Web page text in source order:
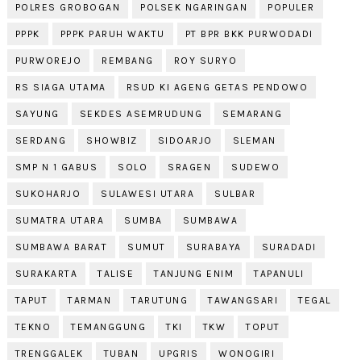
POLRES GROBOGAN POLSEK NGARINGAN POPULER
PPPK PPPK PARUH WAKTU PT BPR BKK PURWODADI
PURWOREJO REMBANG ROY SURYO
RS SIAGA UTAMA RSUD KI AGENG GETAS PENDOWO
SAYUNG SEKDES ASEMRUDUNG SEMARANG
SERDANG SHOWBIZ SIDOARJO SLEMAN
SMP N 1 GABUS SOLO SRAGEN SUDEWO
SUKOHARJO SULAWESI UTARA SULBAR
SUMATRA UTARA SUMBA SUMBAWA
SUMBAWA BARAT SUMUT SURABAYA SURADADI
SURAKARTA TALISE TANJUNG ENIM TAPANULI
TAPUT TARMAN TARUTUNG TAWANGSARI TEGAL
TEKNO TEMANGGUNG TKI TKW TOPUT
TRENGGALEK TUBAN UPGRIS WONOGIRI